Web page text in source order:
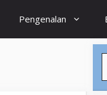
Pengenalan